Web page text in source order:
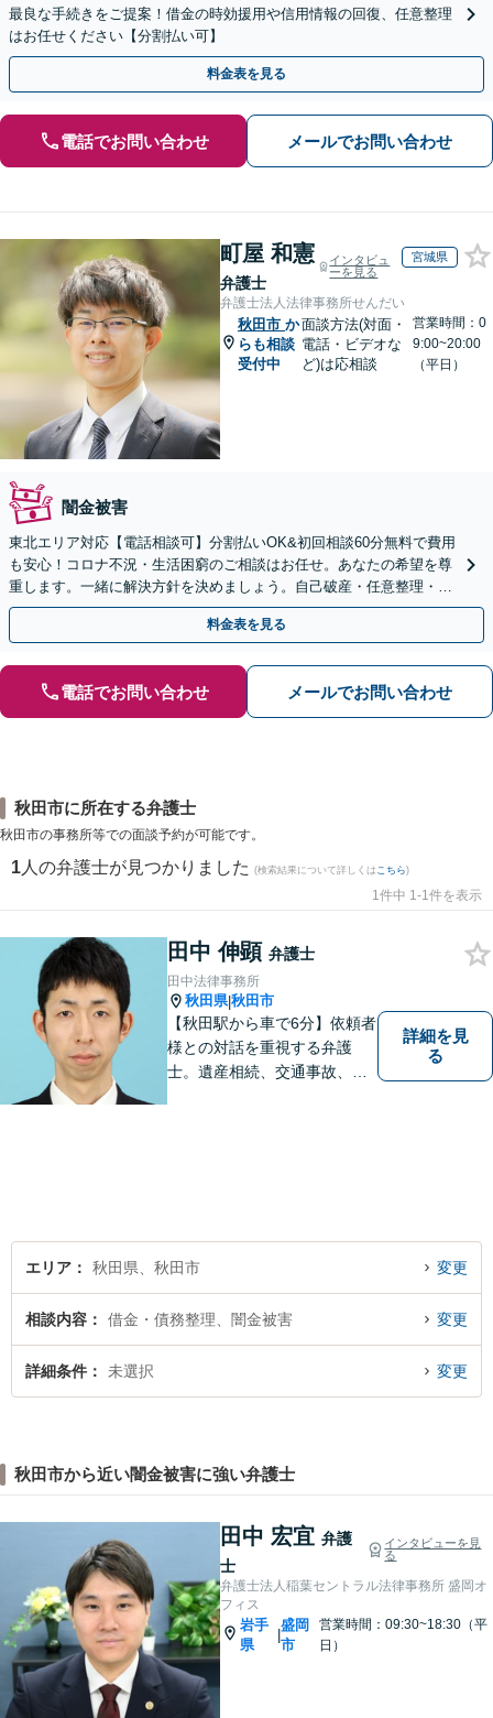
最良な手続きをご提案！借金の時効援用や信用情報の回復、任意整理
はお任せください【分割払い可】
料金表を見る
電話でお問い合わせ メールでお問い合わせ
町屋 和憲
弁護士
インタビュ
ーを見る
宮城県
弁護士法人法律事務所せんだい
秋田市 か
らも相談
受付中
面談方法(対面・
電話・ビデオな
ど)は応相談
営業時間：0
9:00~20:00
（平日）
闇金被害
東北エリア対応【電話相談可】分割払いOK&初回相談60分無料で費用
も安心！コロナ不況・生活困窮のご相談はお任せ。あなたの希望を尊
重します。一緒に解決方針を決めましょう。自己破産・任意整理・個
人再生・時効の援用など実績多数【完全個室】
料金表を見る
電話でお問い合わせ メールでお問い合わせ
秋田市に所在する弁護士
秋田市の事務所等での面談予約が可能です。
1 人の弁護士が見つかりました (検索結果について詳しくは こちら)
1件中 1-1件を表示
田中 伸顕 弁護士
田中法律事務所
秋田県|秋田市
【秋田駅から車で6分】依頼者
様との対話を重視する弁護
士。遺産相続、交通事故、離
詳細を見
る
エリア 秋田県、秋田市 変更
相談内容 借金・債務整理、闇金被害 変更
詳細条件 未選択 変更
秋田市から近い闇金被害に強い弁護士
田中 宏宜 弁護
士
インタビューを見
る
弁護士法人稲葉セントラル法律事務所 盛岡オ
フィス
岩手
県
|
盛岡
市
営業時間：09:30~18:30（平
日）